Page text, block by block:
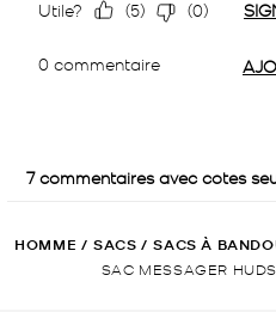
HOMME / SACS / SACS À
SAC MESSAGER